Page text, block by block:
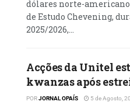
de carga no Namibe é
Agência Reguladora
preferência dos
terras da
de comparação, o
dólares norte-
de Estudo Chevening,
2025/2026,...
Acções da Unitel
kwanzas após
PORJORNAL OPAÍS 5 de Agosto,